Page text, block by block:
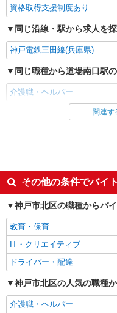
資格取得支援制度あり
同じ沿線・駅から求人を
神戸電鉄三田線(兵庫県)
同じ職種から道場南口駅
介護職・ヘルパー
同じ雇用形態から道場南
入社日応相談
経験者・有資格者歓迎
女性活躍中
フリーター歓迎
ブランクOK
エルダー（50代～）活躍中
高収入・高額
昇給あり
関連す
その他の条件でバイ
神戸市北区の職種からバ
教育・保育
IT・クリエイティブ
ドライバー・配達
神戸市北区の人気の職種
介護職・ヘルパー